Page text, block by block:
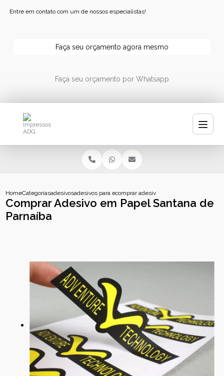
Entre em contato com um de nossos especialistas!
Faça seu orçamento agora mesmo
Faça seu orçamento por Whatsapp
HomeCategoriasadesivosadesivos para embalagenscomprar adesivo em papel santana de
Comprar Adesivo em Papel Santana de
Parnaíba